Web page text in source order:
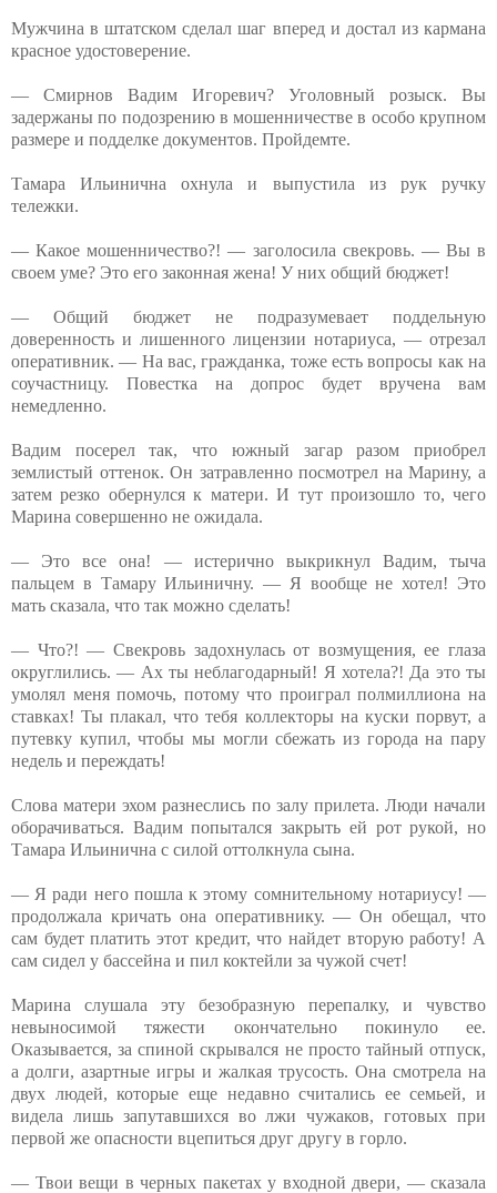
Мужчина в штатском сделал шаг вперед и достал из кармана
красное удостоверение.
— Смирнов Вадим Игоревич? Уголовный розыск. Вы
задержаны по подозрению в мошенничестве в особо крупном
размере и подделке документов. Пройдемте.
Тамара Ильинична охнула и выпустила из рук ручку
тележки.
— Какое мошенничество?! — заголосила свекровь. — Вы в
своем уме? Это его законная жена! У них общий бюджет!
— Общий бюджет не подразумевает поддельную
доверенность и лишенного лицензии нотариуса, — отрезал
оперативник. — На вас, гражданка, тоже есть вопросы как на
соучастницу. Повестка на допрос будет вручена вам
немедленно.
Вадим посерел так, что южный загар разом приобрел
землистый оттенок. Он затравленно посмотрел на Марину, а
затем резко обернулся к матери. И тут произошло то, чего
Марина совершенно не ожидала.
— Это все она! — истерично выкрикнул Вадим, тыча
пальцем в Тамару Ильиничну. — Я вообще не хотел! Это
мать сказала, что так можно сделать!
— Что?! — Свекровь задохнулась от возмущения, ее глаза
округлились. — Ах ты неблагодарный! Я хотела?! Да это ты
умолял меня помочь, потому что проиграл полмиллиона на
ставках! Ты плакал, что тебя коллекторы на куски порвут, а
путевку купил, чтобы мы могли сбежать из города на пару
недель и переждать!
Слова матери эхом разнеслись по залу прилета. Люди начали
оборачиваться. Вадим попытался закрыть ей рот рукой, но
Тамара Ильинична с силой оттолкнула сына.
— Я ради него пошла к этому сомнительному нотариусу! —
продолжала кричать она оперативнику. — Он обещал, что
сам будет платить этот кредит, что найдет вторую работу! А
сам сидел у бассейна и пил коктейли за чужой счет!
Марина слушала эту безобразную перепалку, и чувство
невыносимой тяжести окончательно покинуло ее.
Оказывается, за спиной скрывался не просто тайный отпуск,
а долги, азартные игры и жалкая трусость. Она смотрела на
двух людей, которые еще недавно считались ее семьей, и
видела лишь запутавшихся во лжи чужаков, готовых при
первой же опасности вцепиться друг другу в горло.
— Твои вещи в черных пакетах у входной двери, — сказала